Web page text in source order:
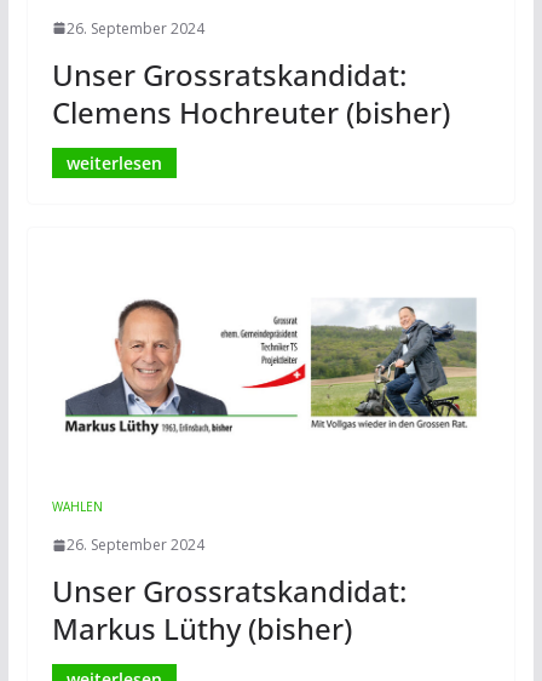
26. September 2024
Unser Grossratskandidat:
Clemens Hochreuter (bisher)
WAHLEN
26. September 2024
Unser Grossratskandidat:
Markus Lüthy (bisher)